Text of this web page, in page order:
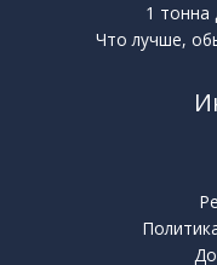
1 тонна
Что лучше,